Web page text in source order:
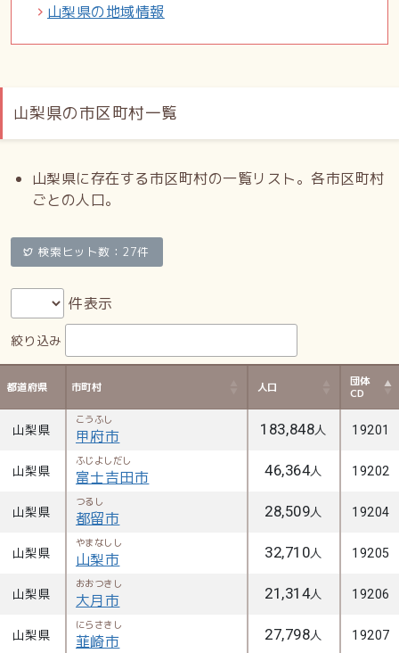
山梨県の地域情報
山梨県の市区町村一覧
山梨県に存在する市区町村の一覧リスト。各市区町村
ごとの人口。
検索ヒット数：27件
件表示
絞り込み
都道府県 市町村 人口
団体
CD
山梨県
こうふし
甲府市 183,848人 19201
山梨県
ふじよしだし
富士吉田市 46,364人 19202
山梨県
つるし
都留市 28,509人 19204
山梨県
やまなしし
山梨市 32,710人 19205
山梨県
おおつきし
大月市 21,314人 19206
山梨県
にらさきし
韮崎市 27,798人 19207